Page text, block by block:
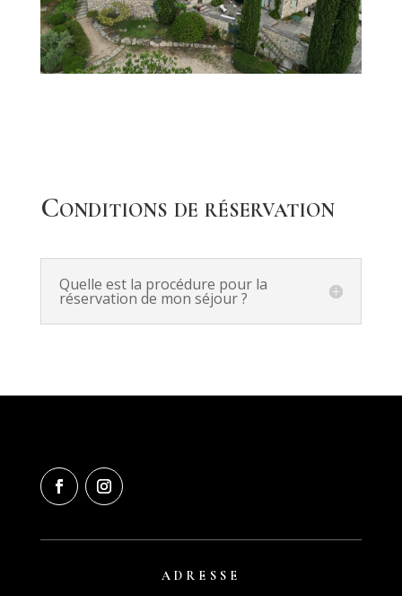
Conditions de réservation
Quelle est la procédure pour la
réservation de mon séjour ?
ADRESSE